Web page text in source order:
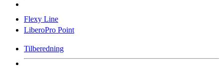
Flexy Line
LiberoPro Point
Tilberedning